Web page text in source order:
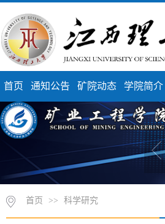
首页 通知公告 矿院动态 学院简介
首页 >> 科学研究